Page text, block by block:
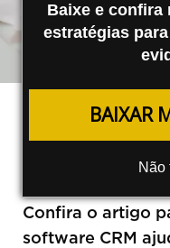
Baixe e confira
estratégias
BAIXAR
Não
Consistência
CRM Te Ajuda
Confira o artigo
software CRM